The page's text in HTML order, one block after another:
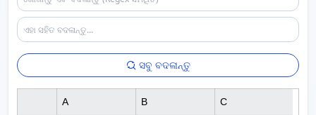
ସବୁ ବଦଳାନ୍ତୁ
A B C